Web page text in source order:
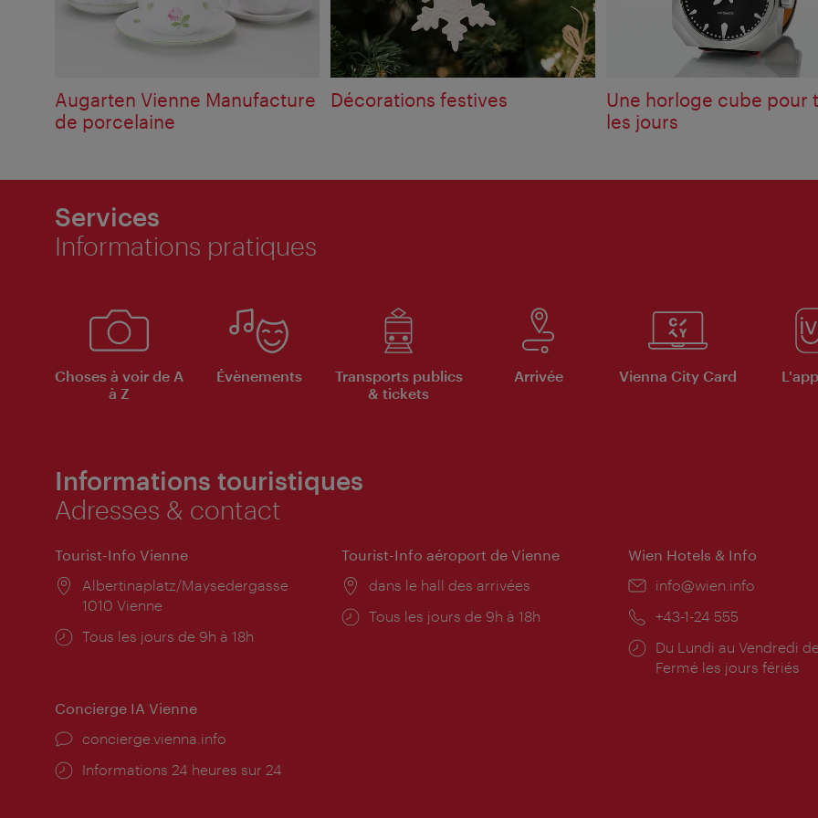
Augarten Vienne Manufacture
de porcelaine
Décorations festives
Une horloge cube pour
les jours
Services
Informations pratiques
Choses à voir de A
à Z
Évènements
Transports publics
& tickets
Arrivée Vienna City Card
Informations touristiques
Adresses & contact
Tourist-Info Vienne
Lieu:
Albertinaplatz/Maysedergasse
1010 Vienne
Horaires
Tous les jours de 9h à 18h
Tourist-Info aéroport de Vienne
Lieu:
dans le hall des arrivées
Horaires
Tous les jours de 9h à 18h
Wien Hotels & Info
E-
info@wien.info
Téléphone:
+43-1-24 555
Horaires
d'ouverture:
Du Lundi au Vendredi
Fermé les jours fériés
Concierge IA Vienne
Ort:
concierge.vienna.info
Öffnungszeiten:
Informations 24 heures sur 24